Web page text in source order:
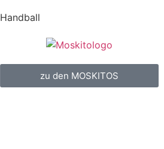
Handball
zu den MOSKITOS